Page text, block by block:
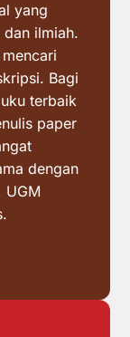
yang
ilmiah.
Bagi
terbaik
paper
dengan
UGM